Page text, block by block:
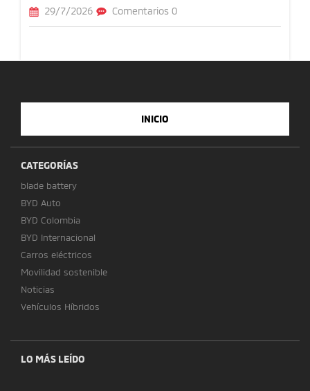
29/7/2026 Comentarios 0
INICIO
CATEGORÍAS
blade battery
BYD Auto
BYD Colombia
BYD Internacional
Carros eléctricos
Movilidad sostenible
Noticias
Vehículos Híbridos
LO MÁS LEÍDO